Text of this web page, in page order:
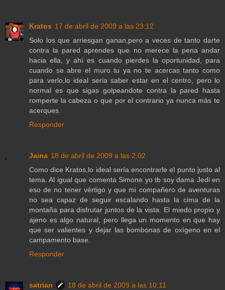
Kratos 17 de abril de 2009 a las 23:12
Solo los que arriesgan ganan,pero a veces de tanto darte
contra la pared aprendes que no merece la pena andar
hacia ella, y ahí es cuando pierdes la oportunidad, para
cuando se abre el muro tu ya no te acercas tanto como
para verlo,lo ideal seria saber estar en el centro, pero lo
normal es que sigas golpeandote contra la pared hasta
romperte la cabeza o que por el contrario ya nunca más te
acerques.
Responder
Jaina 18 de abril de 2009 a las 2:02
Como dice Kratos,lo ideal sería encontrarle el punto justo al
tema. Al igual que comenta Simone yo tb soy dama Jedi en
eso de no tener vértigo y que mi compañero de aventuras
no sea capaz de seguir escalando hasta la cima de la
montaña para disfrutar juntos de la vista. El miedo propio y
ajeno es algo natural, pero llega un momento en que hay
que ser valientes y dejar las bombonas de oxígeno en el
campamento base.
Responder
satrian 18 de abril de 2009 a las 10:11